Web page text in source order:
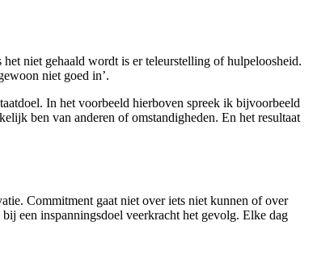
niet gehaald wordt is er teleurstelling of hulpeloosheid.
niet goed in’.
In het voorbeeld hierboven spreek ik bijvoorbeeld
ben van anderen of omstandigheden. En het resultaat
Commitment gaat niet over iets niet kunnen of over
een inspanningsdoel veerkracht het gevolg. Elke dag